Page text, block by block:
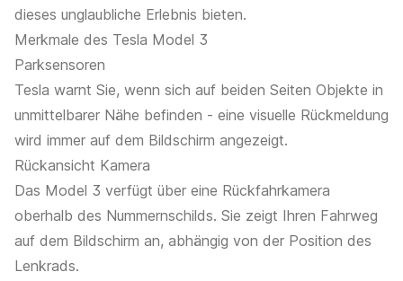
dieses unglaubliche Erlebnis bieten.
Merkmale des Tesla Model 3
Parksensoren
Tesla warnt Sie, wenn sich auf beiden Seiten Objekte in
unmittelbarer Nähe befinden - eine visuelle Rückmeldung
wird immer auf dem Bildschirm angezeigt.
Rückansicht Kamera
Das Model 3 verfügt über eine Rückfahrkamera
oberhalb des Nummernschilds. Sie zeigt Ihren Fahrweg
auf dem Bildschirm an, abhängig von der Position des
Lenkrads.